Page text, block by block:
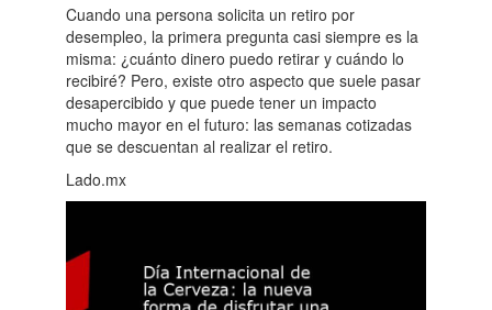
Cuando una persona solicita un retiro por
desempleo, la primera pregunta casi siempre es la
misma: ¿cuánto dinero puedo retirar y cuándo lo
recibiré? Pero, existe otro aspecto que suele pasar
desapercibido y que puede tener un impacto
mucho mayor en el futuro: las semanas cotizadas
que se descuentan al realizar el retiro.
Lado.mx